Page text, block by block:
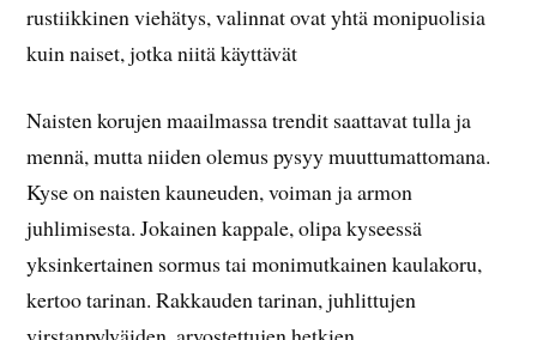
rustiikkinen viehätys, valinnat ovat yhtä monipuolisia
kuin naiset, jotka niitä käyttävät
Naisten korujen maailmassa trendit saattavat tulla ja
mennä, mutta niiden olemus pysyy muuttumattomana.
Kyse on naisten kauneuden, voiman ja armon
juhlimisesta. Jokainen kappale, olipa kyseessä
yksinkertainen sormus tai monimutkainen kaulakoru,
kertoo tarinan. Rakkauden tarinan, juhlittujen